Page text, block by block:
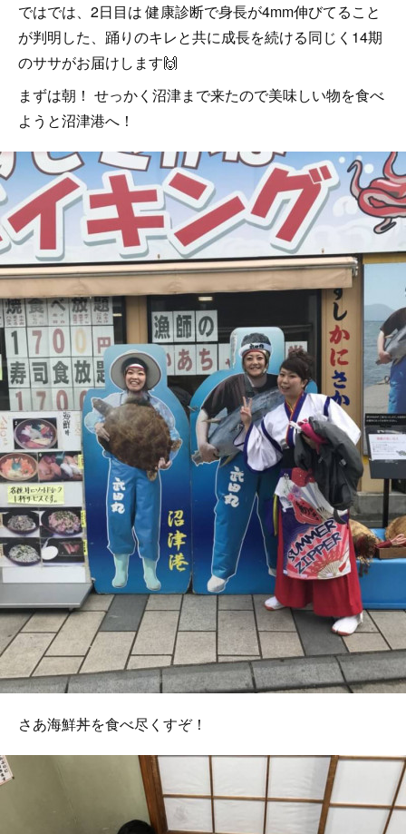
ではでは、2日目は 健康診断で身長が4mm伸びてること
が判明した、踊りのキレと共に成長を続ける同じく14期
のササがお届けします🙌
まずは朝！ せっかく沼津まで来たので美味しい物を食べ
ようと沼津港へ！
さあ海鮮丼を食べ尽くすぞ！